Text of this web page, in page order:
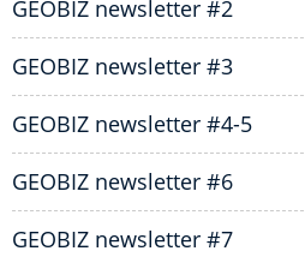
GEOBIZ newsletter #2
GEOBIZ newsletter #3
GEOBIZ newsletter #4-5
GEOBIZ newsletter #6
GEOBIZ newsletter #7